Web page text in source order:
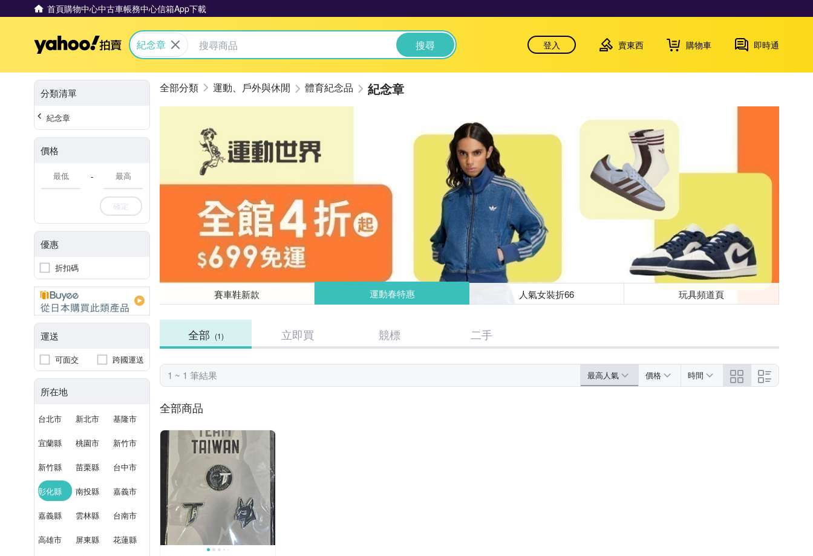
首頁購物中心中古車帳務中心信箱App下載
Yahoo拍賣
紀念章 搜尋 登入 賣東西 購物車 即時通
分類清單
紀念章
價格
-
確定
優惠
折扣碼
運送
可面交 跨國運送
所在地
台北市 新北市 基隆市
宜蘭縣 桃園市 新竹市
新竹縣 苗栗縣 台中市
彰化縣 南投縣 嘉義市
嘉義縣 雲林縣 台南市
高雄市 屏東縣 花蓮縣
運動、戶外與休閒 體育紀念品 紀念章
賽車鞋新款 運動春特惠 人氣女裝折66 玩具頻道頁
全部 (1) 立即買 競標 二手
1 ~ 1 筆結果 最高人氣 價格 時間
全部商品